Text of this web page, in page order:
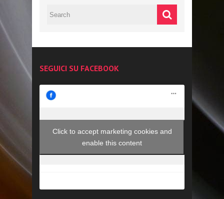
SEGUICI SU FACEBOOK
Click to accept marketing cookies and
enable this content